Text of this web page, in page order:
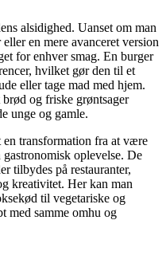
alsidighed. Uanset om man
en mere avanceret version
for enhver smag. En burger
hvilket gør den til et
eller tage mad med hjem.
og friske grøntsager
unge og gamle.
en transformation fra at være
oplevelse. De
tilbydes på restauranter,
kreativitet. Her kan man
til vegetariske og
med samme omhu og